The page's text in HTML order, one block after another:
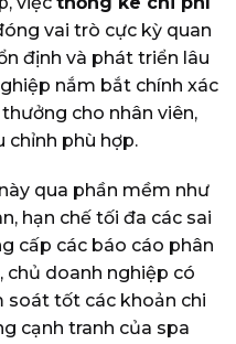
vai trò cực kỳ quan
định và phát triển lâu
nắm bắt chính xác
cho nhân viên,
chỉnh phù hợp.
qua phần mềm như
hạn chế tối đa các sai
cấp các báo cáo phân
chủ doanh nghiệp có
soát tốt các khoản chi
cạnh tranh của spa